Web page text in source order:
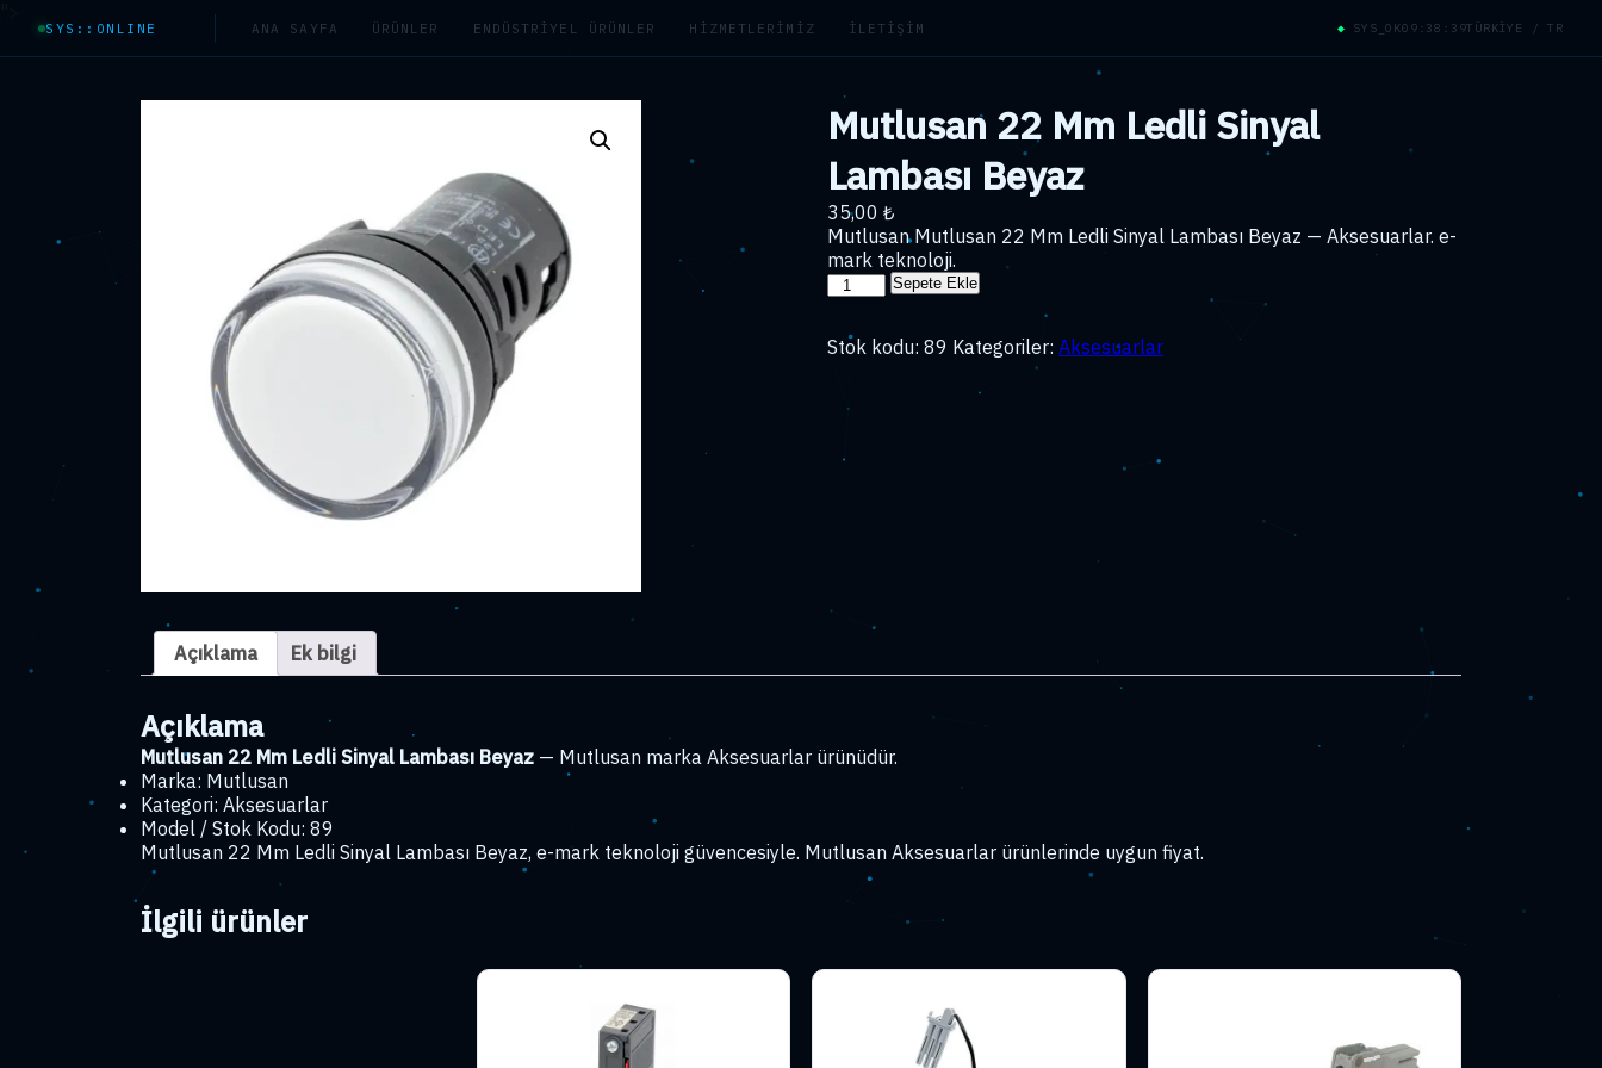
SYS::ONLINE ANA SAYFA ÜRÜNLER ENDÜSTRIYEL ÜRÜNLER HIZMETLERIMIZ İLETIŞIM ◆ SYS_OK09:38:39TÜRKİYE / TR
Mutlusan 22 Mm Ledli Sinyal
Lambası Beyaz
35,00₺
Mutlusan Mutlusan 22 Mm Ledli Sinyal Lambası Beyaz — Aksesuarlar. e-
mark teknoloji.
Mutlusan
Mm
Ledli
Lambası
Sepete Ekle
Stok kodu:89 Kategoriler:Aksesuarlar
Açıklama Ek bilgi
Açıklama
Mutlusan 22 Mm Ledli Sinyal Lambası Beyaz — Mutlusan marka Aksesuarlar ürünüdür.
Marka: Mutlusan
Kategori: Aksesuarlar
Model / Stok Kodu: 89
Mutlusan 22 Mm Ledli Sinyal Lambası Beyaz, e-mark teknoloji güvencesiyle. Mutlusan Aksesuarlar ürünlerinde uygun fiyat.
İlgili ürünler